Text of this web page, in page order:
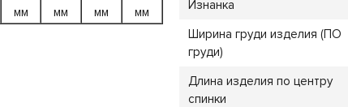
мм
мм
мм
мм
Изнанка
Ширина груди изделия (ПО
груди)
Длина изделия по центру
спинки